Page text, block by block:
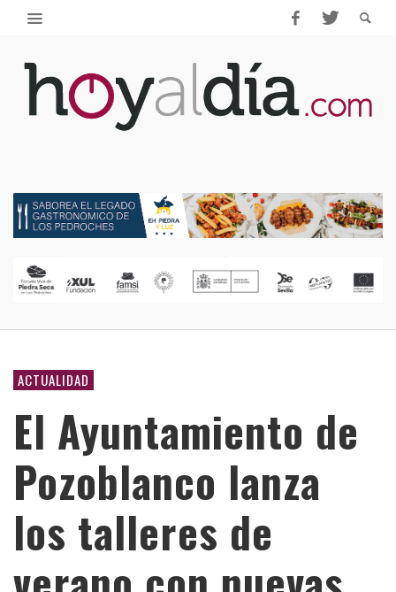
ACTUALIDAD
El Ayuntamiento de
Pozoblanco lanza
los talleres de